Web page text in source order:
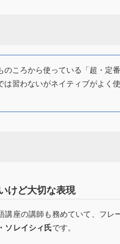
のころから使っている「超・定
は習わないがネイティブがよく
けど大切な表現
講座の講師も務めていて、フレ
ソレイシィ氏です。